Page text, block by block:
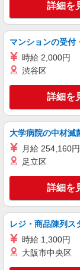
詳細を
マンションの受付
時給 2,000円
渋谷区
詳細を
大学病院の中材滅
月給 254,160円
足立区
詳細を
レジ・商品陳列ス
時給 1,300円
大阪市中央区